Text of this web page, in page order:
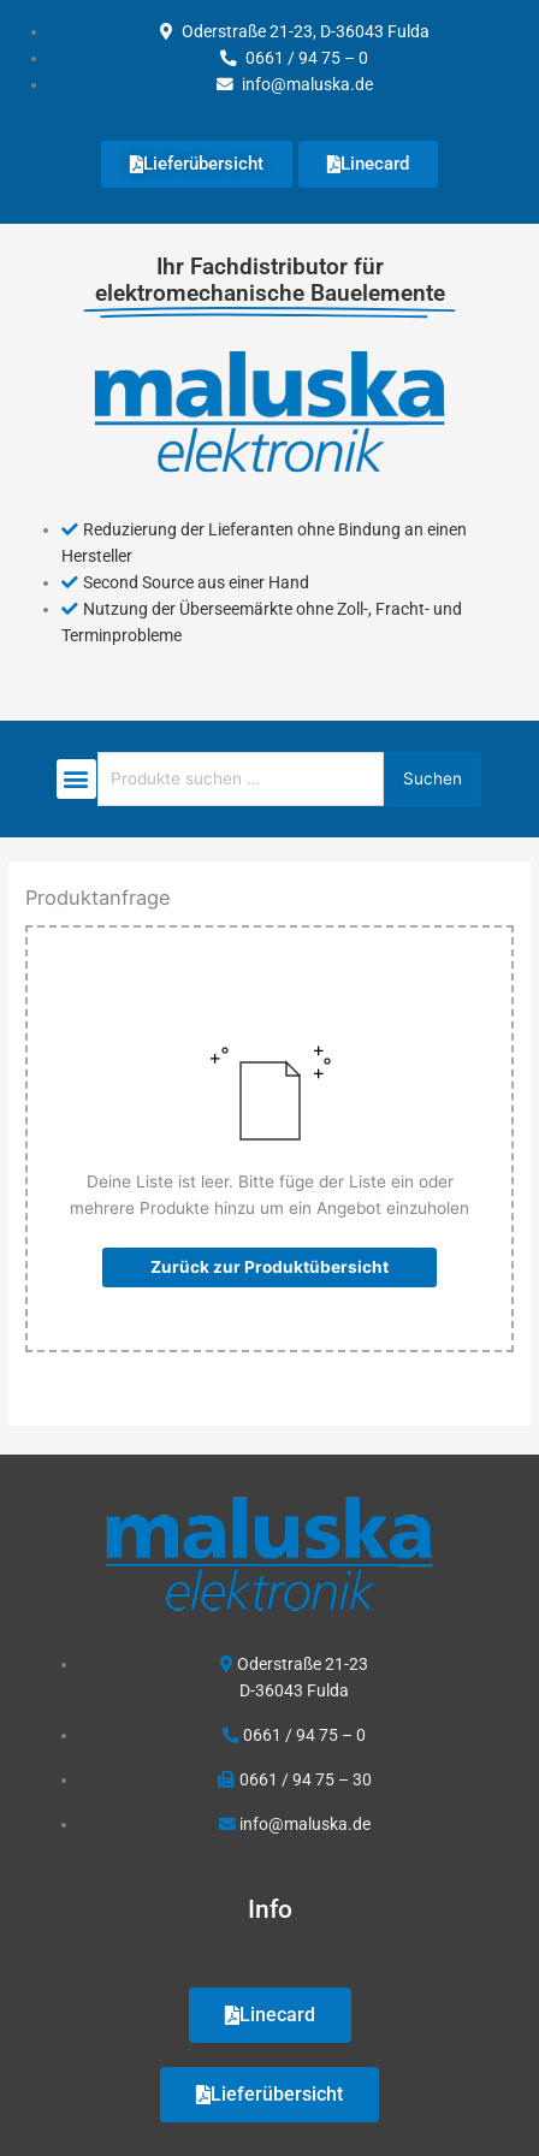
Inhalt
springen
Oderstraße 21-23, D-36043 Fulda
0661 / 94 75 – 0
info@maluska.de
Lieferübersicht Linecard
Ihr Fachdistributor für
elektromechanische Bauelemente
Reduzierung der Lieferanten ohne Bindung an einen
Hersteller
Second Source aus einer Hand
Nutzung der Überseemärkte ohne Zoll-, Fracht- und
Terminprobleme
Suchen
nach:
Suchen
Produktanfrage
Deine Liste ist leer. Bitte füge der Liste ein oder
mehrere Produkte hinzu um ein Angebot einzuholen
Zurück zur Produktübersicht
Oderstraße 21-23
D-36043 Fulda
0661 / 94 75 – 0
0661 / 94 75 – 30
info@maluska.de
Info
Linecard
Lieferübersicht